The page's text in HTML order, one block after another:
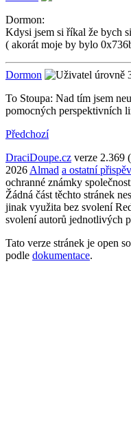
Dormon:
Kdysi jsem si říkal že bych
( akorát moje by bylo
Dormon
To Stoupa: Nad tím jsem
pomocných perspektivních
Předchozí
DraciDoupe.cz verze 2.369 (
2026 Almad a ostatní
ochranné známky
Žádná část těchto stránek
jinak využita bez svolení
svolení autorů jednotlivých
Tato verze stránek je open
podle dokumentace.